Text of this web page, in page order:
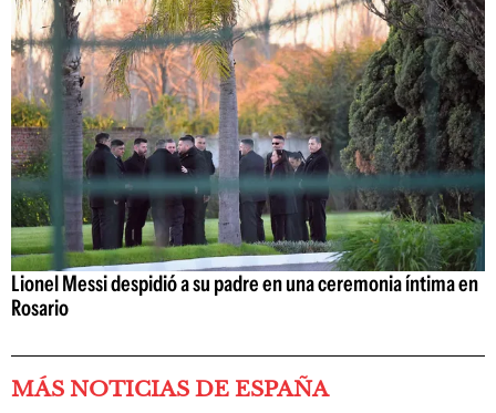
Lionel Messi despidió a su padre en una ceremonia íntima en
Rosario
MÁS NOTICIAS DE ESPAÑA